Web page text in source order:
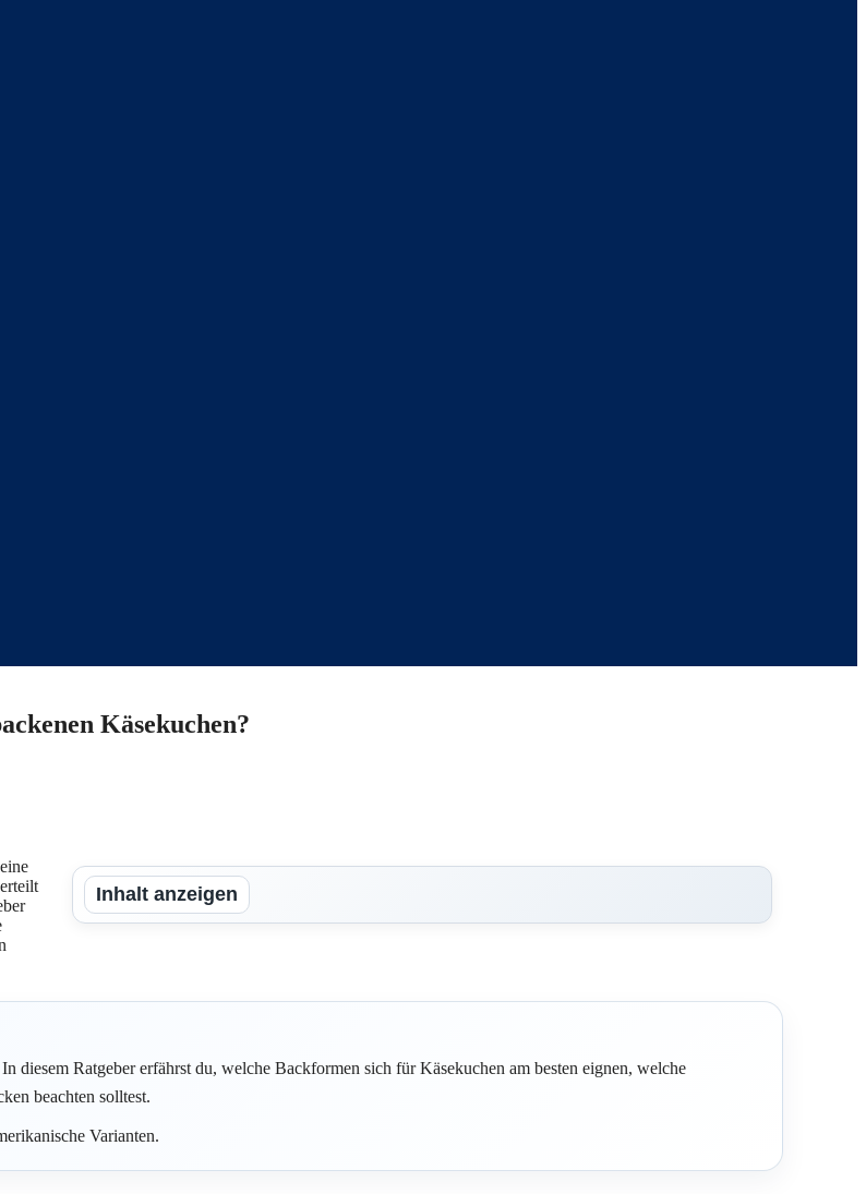
Käsekuchen?
Inhalt anzeigen
In diesem Ratgeber erfährst du, welche Backformen sich für Käsekuchen am besten eignen, welche
beachten solltest.
Varianten.